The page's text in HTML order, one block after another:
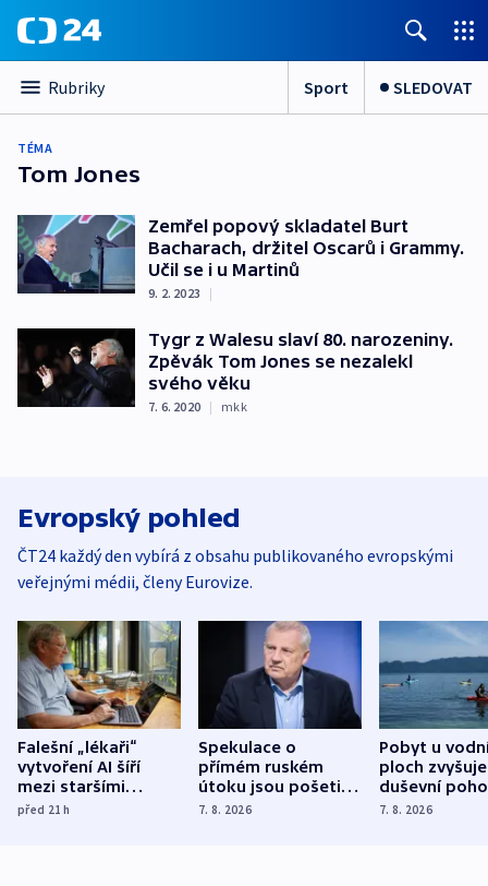
Rubriky Sport SLEDOVAT
TÉMA
Tom Jones
Zemřel popový skladatel Burt
Bacharach, držitel Oscarů i Grammy.
Učil se i u Martinů
9. 2. 2023 |
Tygr z Walesu slaví 80. narozeniny.
Zpěvák Tom Jones se nezalekl
svého věku
7. 6. 2020 | mkk
Evropský pohled
ČT24 každý den vybírá z obsahu publikovaného evropskými
veřejnými médii, členy Eurovize.
Falešní „lékaři“
vytvoření AI šíří
mezi staršími
Poláky nebezpečné
před 21h
Spekulace o
přímém ruském
útoku jsou pošetilé,
míní estonský
7. 8. 2026
Pobyt u
ploch zvyšuje
duševní
ukázala
7. 8. 2026